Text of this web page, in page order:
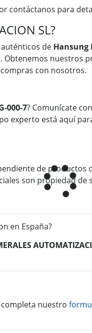
contáctanos para
SL?
de Hansung
nuestros
con nosotros.
000-7? Comunícate
experto está aquí
de productos
son propiedad de
en España?
nuestro